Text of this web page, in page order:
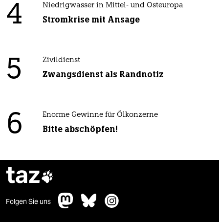
4 Niedrigwasser in Mittel- und Osteuropa
Stromkrise mit Ansage
5 Zivildienst
Zwangsdienst als Randnotiz
6 Enorme Gewinne für Ölkonzerne
Bitte abschöpfen!
taz
Folgen Sie uns